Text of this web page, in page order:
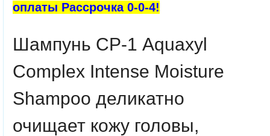
оплаты Рассрочка 0-0-4!
Шампунь CP-1 Aquaxyl
Complex Intense Moisture
Shampoo деликатно
очищает кожу головы,